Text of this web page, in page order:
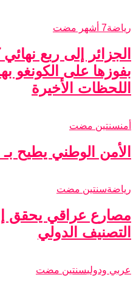
رياضة7 أشهر مضت
الجزائر إلى ربع
بفوزها على الكونغو
اللحظات الأخيرة
أمنسنتين مضت
الأمن الوطني يطيح
رياضةسنتين مضت
مصارع عراقي يحقق
التصنيف الدولي
عربي ودوليسنتين مضت